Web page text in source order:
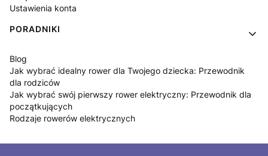
Ustawienia konta
PORADNIKI
Blog
Jak wybrać idealny rower dla Twojego dziecka: Przewodnik
dla rodziców
Jak wybrać swój pierwszy rower elektryczny: Przewodnik dla
początkujących
Rodzaje rowerów elektrycznych